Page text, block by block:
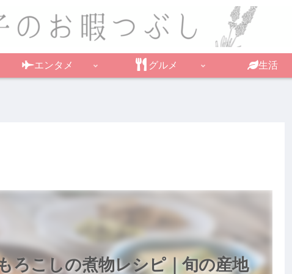
エンタメ グルメ 生活
ろこしの煮物レシピ｜旬の産地